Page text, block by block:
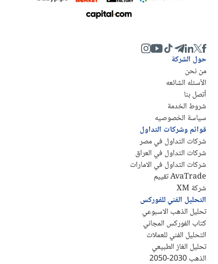
حول الشركة
من نحن
الأسئله الشائعه
أتصل بنا
شروط الخدمة
سياسة الخصوصيه
قوائم وشركات التداول
شركات التداول في مصر
شركات التداول في العراق
شركات التداول في الامارات
AvaTrade تقييم
شركة XM
التحليل الفني للفوركس
تحليل الذهب الاسبوعي
كتاب الفوركس المجاني
التحليل الفني للعملات
تحليل الغاز الطبيعي
الذهب 2030-2050